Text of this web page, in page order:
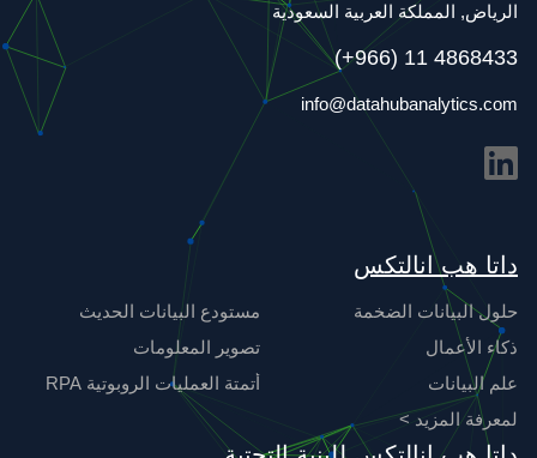
الرياض, المملكة العربية السعودية
(+966) 11 4868433
info@datahubanalytics.com
داتا هب انالتكس
حلول البيانات الضخمة
مستودع البيانات الحديث
ذكاء الأعمال
تصوير المعلومات
علم البيانات
أتمتة العمليات الروبوتية RPA
لمعرفة المزيد >